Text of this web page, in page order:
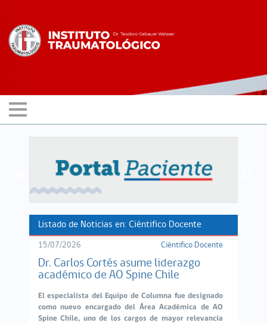
Listado de Noticias en: Ciéntifico Docente
15/07/2026 Ciéntifico Docente
Dr. Carlos Cortés asume liderazgo
académico de AO Spine Chile
El especialista del Equipo de Columna fue designado
como nuevo encargado del Área Académica de AO
Spine Chile, uno de los cargos de mayor relevancia